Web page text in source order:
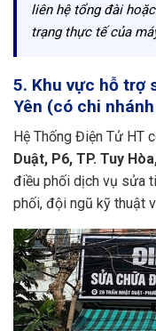
liên hệ tổng đài
trạng thực tế của
5. Khu vực hỗ trợ
Yên (có chi
Hệ Thống Điện Tử HT
Duật, P6, TP. Tuy
điều phối dịch vụ sửa
phối, đội ngũ kỹ thuật